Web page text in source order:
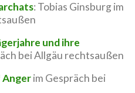
: Tobias Ginsburg im
und ihre
bei Allgäu rechtsaußen
Angerim Gespräch bei